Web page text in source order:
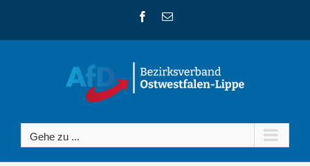
Facebook
E-
Gehe zu ...